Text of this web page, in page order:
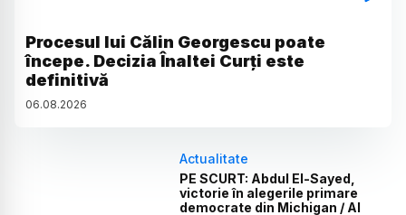
Procesul lui Călin Georgescu poate
începe. Decizia Înaltei Curți este
definitivă
06.08.2026
Actualitate
PE SCURT: Abdul El-Sayed,
victorie în alegerile primare
democrate din Michigan / Al